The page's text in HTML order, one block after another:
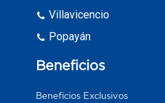
Villavicencio
Popayán
Beneficios
Beneficios Exclusivos